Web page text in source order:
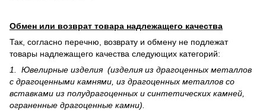
Обмен или возврат товара надлежащего качества
Так, согласно перечню, возврату и обмену не подлежат
товары надлежащего качества следующих категорий:
1. Ювелирные изделия (изделия из драгоценных металлов
с драгоценными камнями, из драгоценных металлов со
вставками из полудрагоценных и синте­тических камней,
ограненные драгоценные камни).